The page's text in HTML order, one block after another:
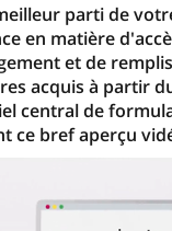
parti de
en matière
et de
acquis à partir
central de
ce bref aperçu